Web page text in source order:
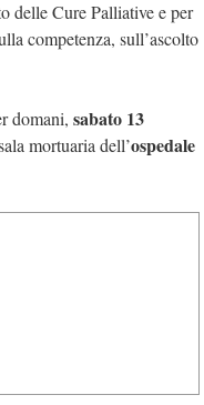
delle Cure Palliative e per
competenza, sull’ascolto
domani, sabato 13
mortuaria dell’ospedale